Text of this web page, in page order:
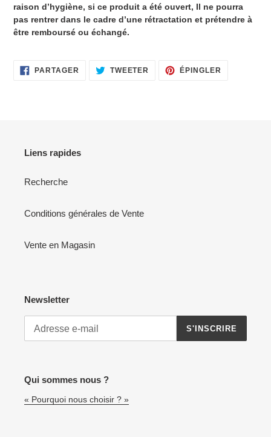
raison d’hygiène, si ce produit a été ouvert, Il ne pourra
pas rentrer dans le cadre d’une rétractation et prétendre à
être remboursé ou échangé.
PARTAGER PARTAGER
SUR
TWEETER TWEETER
SUR
ÉPINGLER
Liens rapides
Recherche
Conditions générales de Vente
Vente en Magasin
Newsletter
S'INSCRIRE
Qui sommes nous ?
« Pourquoi nous choisir ? »